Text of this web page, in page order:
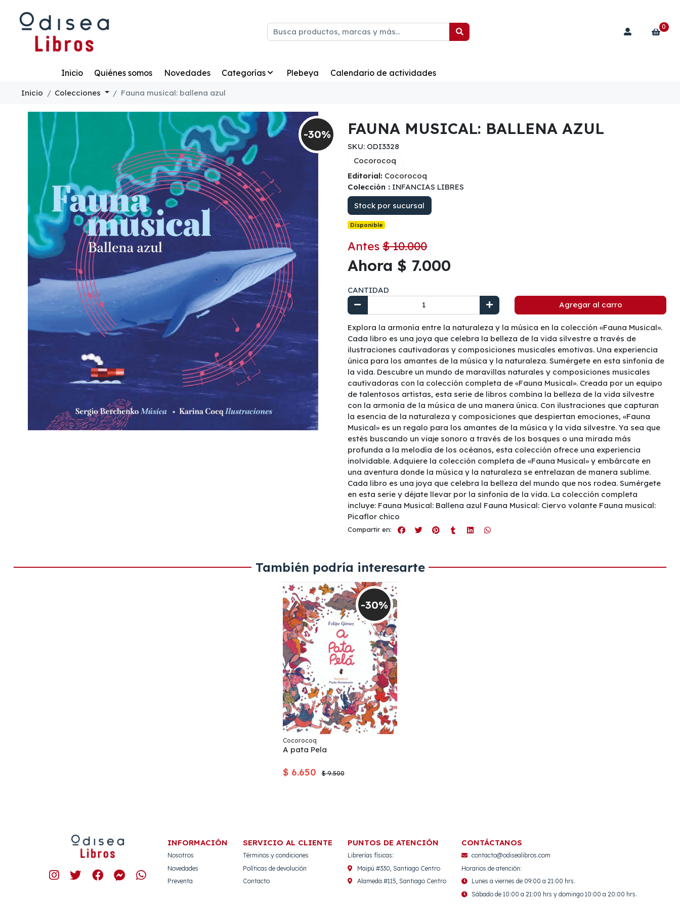
0
Inicio Quiénes somos Novedades Categorías Plebeya Calendario de actividades
Inicio Colecciones Fauna musical: ballena azul
-30% FAUNA MUSICAL: BALLENA AZUL
SKU: ODI3328
Cocorocoq
Editorial: Cocorocoq
Colección : INFANCIAS LIBRES
Stock por sucursal
Disponible
Antes $ 10.000
Ahora $ 7.000
CANTIDAD
Agregar al carro
Explora la armonía entre la naturaleza y la música en la colección «Fauna Musical».
Cada libro es una joya que celebra la belleza de la vida silvestre a través de
ilustraciones cautivadoras y composiciones musicales emotivas. Una experiencia
única para los amantes de la música y la naturaleza. Sumérgete en esta sinfonía de
la vida. Descubre un mundo de maravillas naturales y composiciones musicales
cautivadoras con la colección completa de «Fauna Musical». Creada por un equipo
de talentosos artistas, esta serie de libros combina la belleza de la vida silvestre
con la armonía de la música de una manera única. Con ilustraciones que capturan
la esencia de la naturaleza y composiciones que despiertan emociones, «Fauna
Musical» es un regalo para los amantes de la música y la vida silvestre. Ya sea que
estés buscando un viaje sonoro a través de los bosques o una mirada más
profunda a la melodía de los océanos, esta colección ofrece una experiencia
inolvidable. Adquiere la colección completa de «Fauna Musical» y embárcate en
una aventura donde la música y la naturaleza se entrelazan de manera sublime.
Cada libro es una joya que celebra la belleza del mundo que nos rodea. Sumérgete
en esta serie y déjate llevar por la sinfonía de la vida. La colección completa
incluye: Fauna Musical: Ballena azul Fauna Musical: Ciervo volante Fauna musical:
Picaflor chico
Compartir en:
También podría interesarte
-30%
Cocorocoq
A pata Pela
$ 6.650 $ 9.500
INFORMACIÓN
Nosotros
Novedades
Preventa
SERVICIO AL CLIENTE
Términos y condiciones
Políticas de devolución
Contacto
PUNTOS DE ATENCIÓN
Librerías físicas:
Maipú #330, Santiago Centro
Alameda #115, Santiago Centro
CONTÁCTANOS
contacto@odisealibros.com
Horarios de atención:
Lunes a viernes de 09:00 a 21:00 hrs.
Sábado de 10:00 a 21:00 hrs y domingo 10:00 a 20:00 hrs.